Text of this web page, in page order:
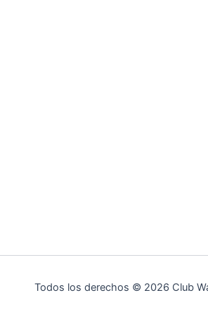
Todos los derechos © 2026 Club